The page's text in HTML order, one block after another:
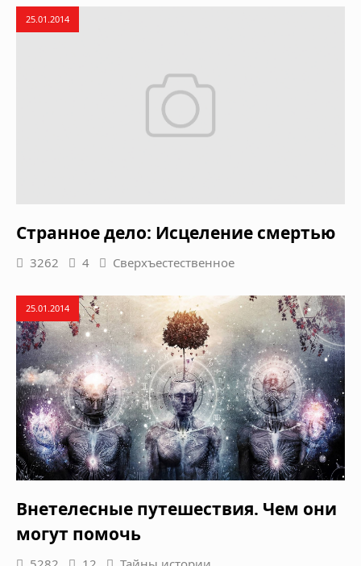
25.01.2014
Странное дело: Исцеление смертью
3262 4 Сверхъестественное
25.01.2014
Внетелесные путешествия. Чем они
могут помочь